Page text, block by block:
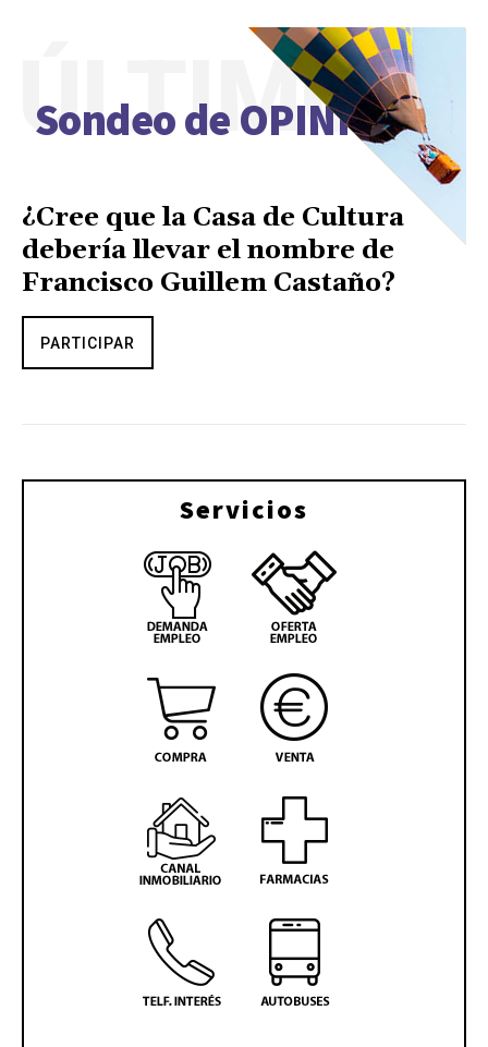
Sondeo de OPINIÓN
ÚLTIMO
¿Cree que la Casa de Cultura
debería llevar el nombre de
Francisco Guillem Castaño?
PARTICIPAR
Servicios